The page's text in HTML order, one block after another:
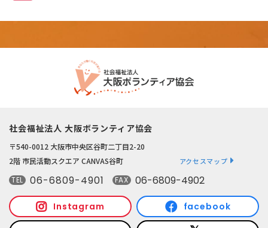
社会福祉法人 大阪ボランティア協会
〒540-0012 大阪市中央区谷町二丁目2-20
2階 市民活動スクエア CANVAS谷町
アクセスマップ
TEL 06-6809-4901 FAX 06-6809-4902
Instagram facebook